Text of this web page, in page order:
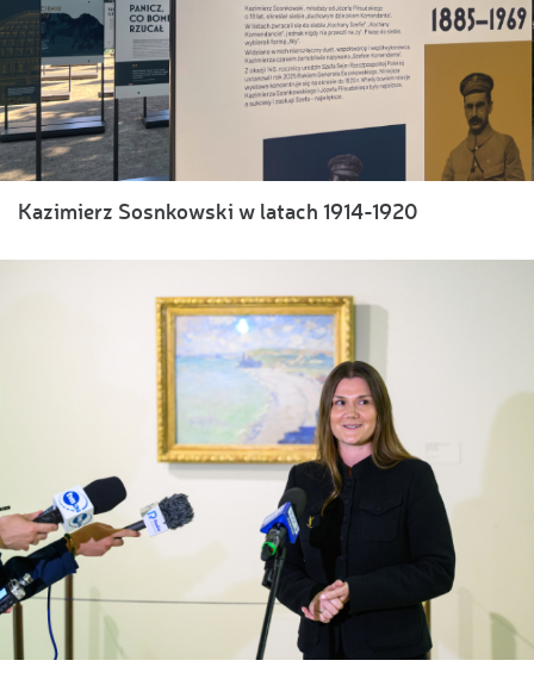
Kazimierz Sosnkowski w latach 1914-1920